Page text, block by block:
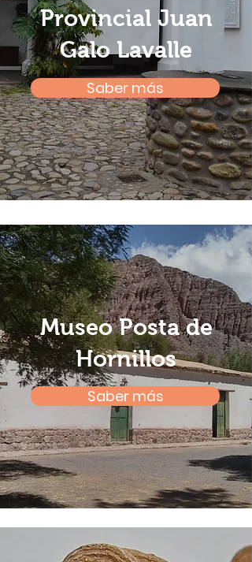
Provincial Juan
Galo Lavalle
Saber más
Museo Posta de
Hornillos
Saber más